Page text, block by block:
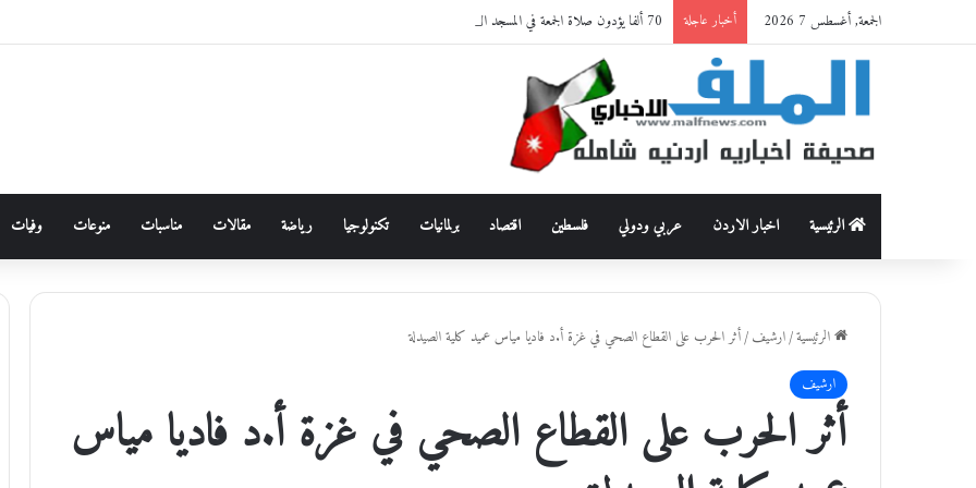
الجمعة, أغسطس 7 2026 أخبار عاجلة 70 ألفا يؤدون صلاة الجمعة في المسجد الأقصى
الرئيسية اخبار الاردن عربي ودولي فلسطين اقتصاد برلمانيات تكنولوجيا رياضة مقالات مناسبات منوعات وفيات
الرئيسية/ارشيف/أثر الحرب على القطاع الصحي في غزة أ.د فاديا مياس عميد كلية الصيدلة
ارشيف
أثر الحرب على القطاع الصحي في غزة أ.د فاديا مياس